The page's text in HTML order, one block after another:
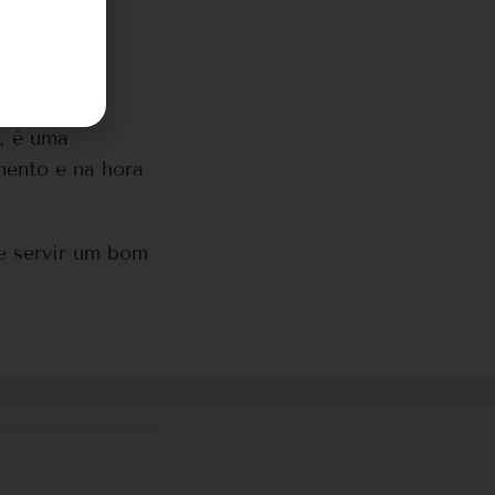
é uma
e na hora
servir um bom